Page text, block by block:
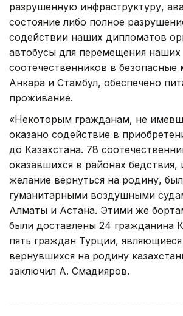
разрушенную инфраструктуру,
состояние либо полное
содействии наших дипломатов
автобусы для перемещения наших
соотечественников в безопасные
Анкара и Стамбул, обеспечено
проживание.
«Некоторым гражданам, не
оказано содействие в
до Казахстана. 78
оказавшихся в районах бедствия,
желание вернуться на родину,
гуманитарными воздушными
Алматы и Астана. Этими же
были доставлены 24 гражданина
пять граждан Турции,
вернувшихся на родину
заключил А. Смадияров.